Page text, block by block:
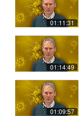
01:11:31
01:14:49
01:09:57